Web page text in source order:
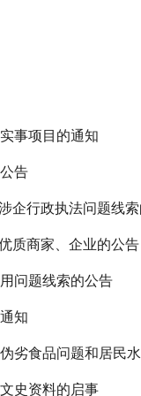
事项目的通知
告
企行政执法问题线
质商家、企业的公告
问题线索的公告
知
劣食品问题和居民
史资料的启事